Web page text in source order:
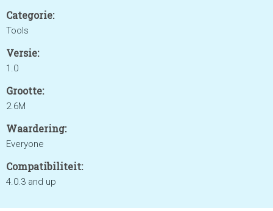
Categorie:
Tools
Versie:
1.0
Grootte:
2.6M
Waardering:
Everyone
Compatibiliteit:
4.0.3 and up